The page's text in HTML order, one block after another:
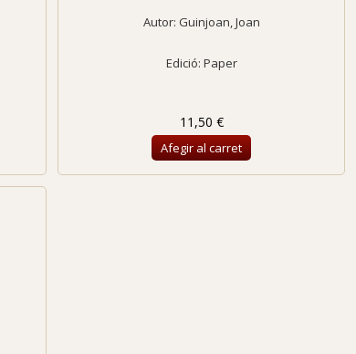
Autor: Guinjoan, Joan
Edició: Paper
11,50 €
Afegir al carret